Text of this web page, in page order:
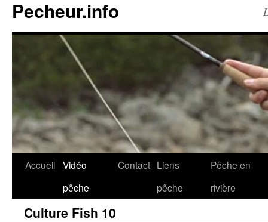
Pecheur.info
Accueil Vidéo
pêche
Contact Liens
pêche
Pêche en
rivière
Culture Fish 10